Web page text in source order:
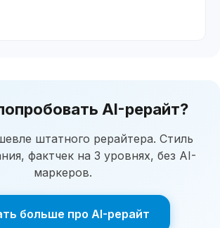
AI-рерайт?
штатного рерайтера. Стиль
фактчек на 3 уровнях, без AI-
маркеров.
больше про AI-рерайт